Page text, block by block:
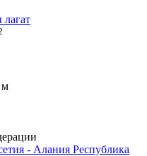
м
- Алания Республика